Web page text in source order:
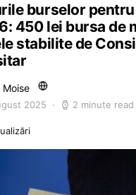
burselor
450 lei bursa de
stabilite de
Moise
2025 2 minute read